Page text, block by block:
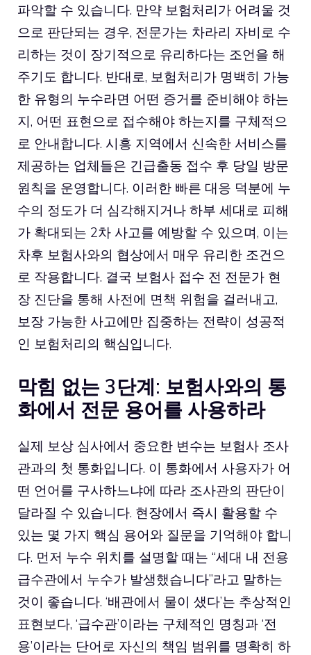
파악할 수 있습니다. 만약 보험처리가 어려울 것
으로 판단되는 경우, 전문가는 차라리 자비로 수
리하는 것이 장기적으로 유리하다는 조언을 해
주기도 합니다. 반대로, 보험처리가 명백히 가능
한 유형의 누수라면 어떤 증거를 준비해야 하는
지, 어떤 표현으로 접수해야 하는지를 구체적으
로 안내합니다. 시흥 지역에서 신속한 서비스를
제공하는 업체들은 긴급출동 접수 후 당일 방문
원칙을 운영합니다. 이러한 빠른 대응 덕분에 누
수의 정도가 더 심각해지거나 하부 세대로 피해
가 확대되는 2차 사고를 예방할 수 있으며, 이는
차후 보험사와의 협상에서 매우 유리한 조건으
로 작용합니다. 결국 보험사 접수 전 전문가 현
장 진단을 통해 사전에 면책 위험을 걸러내고,
보장 가능한 사고에만 집중하는 전략이 성공적
인 보험처리의 핵심입니다.
막힘 없는 3단계: 보험사와의 통
화에서 전문 용어를 사용하라
실제 보상 심사에서 중요한 변수는 보험사 조사
관과의 첫 통화입니다. 이 통화에서 사용자가 어
떤 언어를 구사하느냐에 따라 조사관의 판단이
달라질 수 있습니다. 현장에서 즉시 활용할 수
있는 몇 가지 핵심 용어와 질문을 기억해야 합니
다. 먼저 누수 위치를 설명할 때는 “세대 내 전용
급수관에서 누수가 발생했습니다”라고 말하는
것이 좋습니다. ‘배관에서 물이 샜다’는 추상적인
표현보다, ‘급수관’이라는 구체적인 명칭과 ‘전
용’이라는 단어로 자신의 책임 범위를 명확히 하